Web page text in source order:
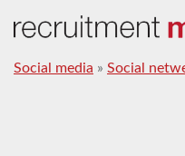
Social media » Social